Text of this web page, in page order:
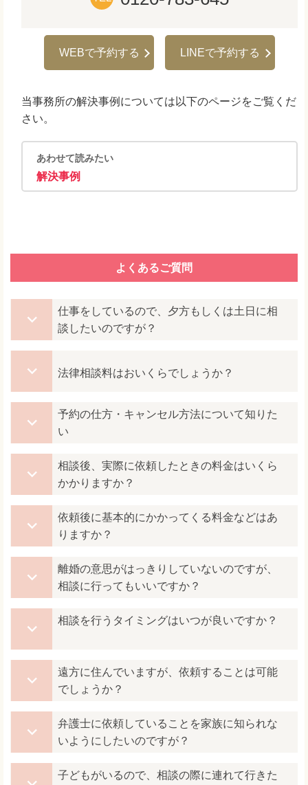
WEBで予約する LINEで予約する
当事務所の解決事例については以下のページをご覧くだ
さい。
あわせて読みたい
解決事例
よくあるご質問
仕事をしているので、夕方もしくは土日に相
談したいのですが？
法律相談料はおいくらでしょうか？
予約の仕方・キャンセル方法について知りた
い
相談後、実際に依頼したときの料金はいくら
かかりますか？
依頼後に基本的にかかってくる料金などはあ
りますか？
離婚の意思がはっきりしていないのですが、
相談に行ってもいいですか？
相談を行うタイミングはいつが良いですか？
遠方に住んでいますが、依頼することは可能
でしょうか？
弁護士に依頼していることを家族に知られな
いようにしたいのですが？
子どもがいるので、相談の際に連れて行きた